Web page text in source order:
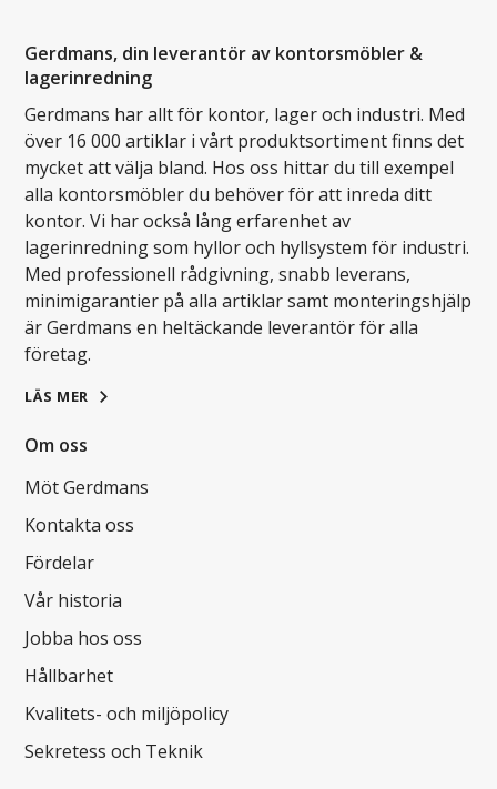
Gerdmans, din leverantör av kontorsmöbler &
lagerinredning
Gerdmans har allt för kontor, lager och industri. Med
över 16 000 artiklar i vårt produktsortiment finns det
mycket att välja bland. Hos oss hittar du till exempel
alla kontorsmöbler du behöver för att inreda ditt
kontor. Vi har också lång erfarenhet av
lagerinredning som hyllor och hyllsystem för industri.
Med professionell rådgivning, snabb leverans,
minimigarantier på alla artiklar samt monteringshjälp
är Gerdmans en heltäckande leverantör för alla
företag.
LÄS MER
Om oss
Möt Gerdmans
Kontakta oss
Fördelar
Vår historia
Jobba hos oss
Hållbarhet
Kvalitets- och miljöpolicy
Sekretess och Teknik